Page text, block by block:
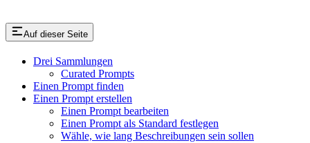
Auf dieser Seite
Drei Sammlungen
Curated Prompts
Einen Prompt finden
Einen Prompt erstellen
Einen Prompt bearbeiten
Einen Prompt als Standard festlegen
Wähle, wie lang Beschreibungen sein sollen